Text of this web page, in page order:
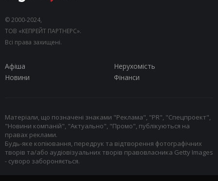
© 2000-2024,
ТОВ «КЕПРЕЙТ ПАРТНЕРС».
Всі права захищені.
Афіша
Нерухомість
Новини
Фінанси
Матеріали, що позначені знаками "Реклама", "PR", "Спецпроект",
"Новини компаній", "Актуально", "Промо", публікуються на
правах реклами.
Будь-яке копіювання, передрук та відтворення фотографічних
творів та/або аудіовізуальних творів правовласника Getty Images
- суворо забороняється.